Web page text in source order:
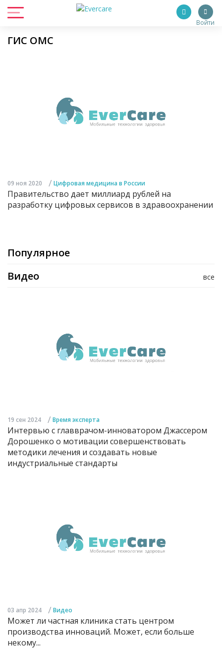
Войти
ГИС ОМС
09 ноя 2020 / Цифровая медицина в России
Правительство дает миллиард рублей на
разработку цифровых сервисов в здравоохранении
Популярное
все
Видео
19 сен 2024 / Время эксперта
Интервью с главврачом-инноватором Джассером
Дорошенко о мотивации совершенствовать
методики лечения и создавать новые
индустриальные стандарты
03 апр 2024 / Видео
Может ли частная клиника стать центром
производства инноваций. Может, если больше
некому...